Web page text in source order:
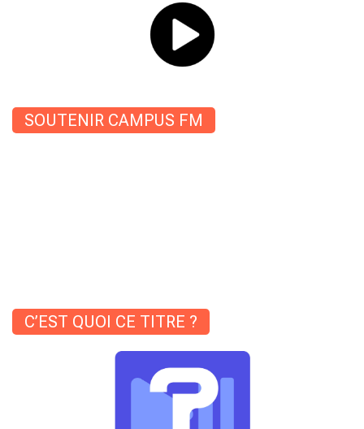
SOUTENIR CAMPUS FM
C’EST QUOI CE TITRE ?